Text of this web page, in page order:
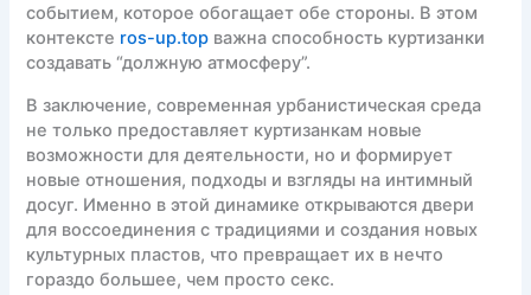
событием, которое обогащает обе стороны. В этом
контексте ros-up.top важна способность куртизанки
создавать “должную атмосферу”.
В заключение, современная урбанистическая среда
не только предоставляет куртизанкам новые
возможности для деятельности, но и формирует
новые отношения, подходы и взгляды на интимный
досуг. Именно в этой динамике открываются двери
для воссоединения с традициями и создания новых
культурных пластов, что превращает их в нечто
гораздо большее, чем просто секс.